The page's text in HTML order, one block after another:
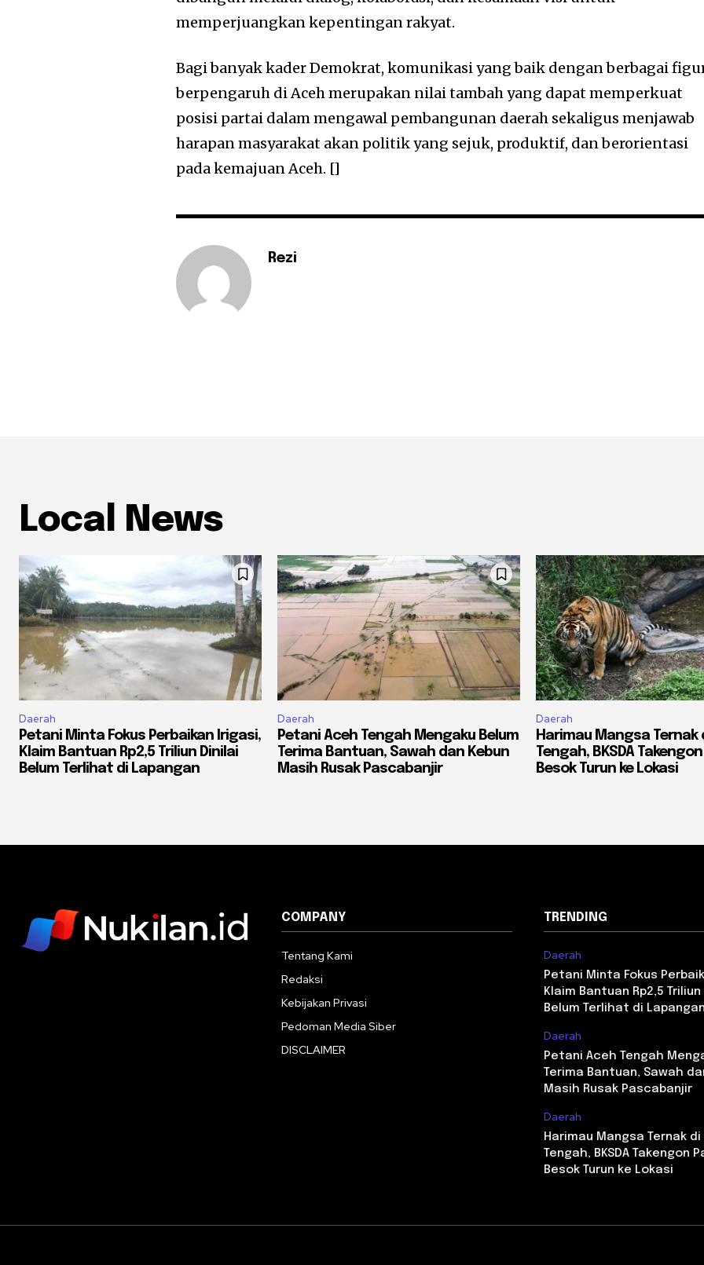
memperjuangkan kepentingan rakyat.
Bagi banyak kader Demokrat, komunikasi yang baik dengan berbagai
berpengaruh di Aceh merupakan nilai tambah yang dapat memperkuat
posisi partai dalam mengawal pembangunan daerah sekaligus menjawab
harapan masyarakat akan politik yang sejuk, produktif, dan berorientasi
pada kemajuan Aceh. []
Rezi
Local News
Daerah
Petani Minta Fokus Perbaikan Irigasi,
Klaim Bantuan Rp2,5 Triliun Dinilai
Belum Terlihat di Lapangan
Daerah
Petani Aceh Tengah Mengaku Belum
Terima Bantuan, Sawah dan Kebun
Masih Rusak Pascabanjir
Daerah
Harimau Mangsa Ternak
Tengah, BKSDA
Besok Turun ke Lokasi
COMPANY
Tentang Kami
Redaksi
Kebijakan Privasi
Pedoman Media Siber
DISCLAIMER
TRENDING
Daerah
Petani Minta Fokus
Klaim Bantuan Rp2,5
Belum Terlihat di
Daerah
Petani Aceh Tengah
Terima Bantuan, Sawah
Masih Rusak Pascabanjir
Daerah
Harimau Mangsa Ternak di
Tengah, BKSDA Takengon
Besok Turun ke Lokasi